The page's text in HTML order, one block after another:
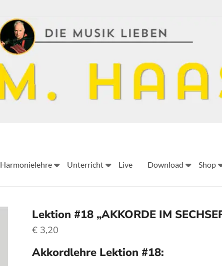
M.
Peter
Haas
Musiker
Harmonielehre Unterricht Live Download Shop
Lektion #18 „AKKORDE IM
€ 3,20
Akkordlehre Lektion #18: